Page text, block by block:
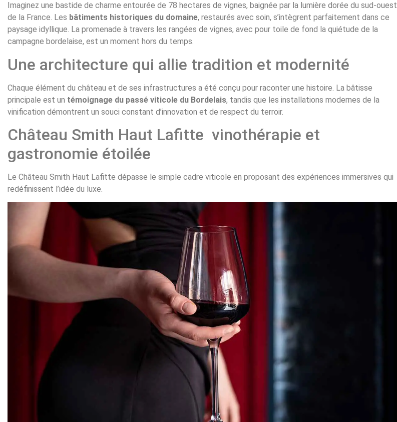
Imaginez une bastide de charme entourée de 78 hectares de vignes, baignée par la lumière dorée du sud-ouest
de la France. Les bâtiments historiques du domaine, restaurés avec soin, s’intègrent parfaitement dans ce
paysage idyllique. La promenade à travers les rangées de vignes, avec pour toile de fond la quiétude de la
campagne bordelaise, est un moment hors du temps.
Une architecture qui allie tradition et modernité
Chaque élément du château et de ses infrastructures a été conçu pour raconter une histoire. La bâtisse
principale est un témoignage du passé viticole du Bordelais, tandis que les installations modernes de la
vinification démontrent un souci constant d’innovation et de respect du terroir.
Château Smith Haut Lafitte vinothérapie et
gastronomie étoilée
Le Château Smith Haut Lafitte dépasse le simple cadre viticole en proposant des expériences immersives qui
redéfinissent l’idée du luxe.